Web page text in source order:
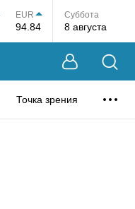
EUR
94.84
Суббота
8 августа
Точка зрения